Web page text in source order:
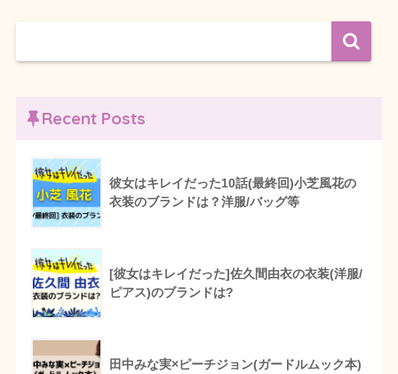
Recent Posts
彼女はキレイだった10話(最終回)小芝風花の
衣装のブランドは？洋服/バッグ等
[彼女はキレイだった]佐久間由衣の衣装(洋服/
ピアス)のブランドは?
田中みな実×ピーチジョン(ガードルムック本)